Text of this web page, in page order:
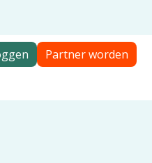
Partner worden